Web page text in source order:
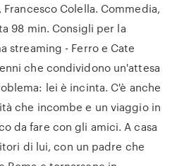
Colella. Commedia,
98 min. Consigli per la
streaming - Ferro e Cate
che condividono un'attesa
lei è incinta. C'è anche
che incombe e un viaggio in
da fare con gli amici. A casa
di lui, con un padre che